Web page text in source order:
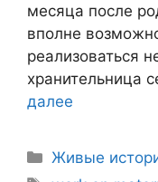
месяца после
вполне
реализоваться
хранительница
далее
Живые